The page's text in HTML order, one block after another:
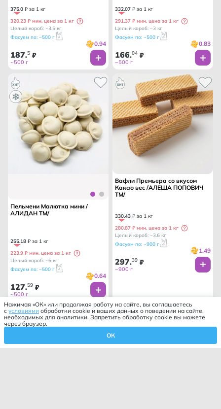
375.0 ₽ за 1 кг
320.23 ₽ мин. цена за 1 кг
Целый короб: ~3.5 кг
Фасуем по: ~500 г
0.94
187.5 ₽
~500 г
332.07 ₽ за 1 кг
291.37 ₽ мин. цена за 1 кг
Целый короб: ~3 кг
Фасуем по: ~500 г
0.83
166.04 ₽
~500 г
Пельмени Малютка мини /
АЛИДАН ТМ/
255.18 ₽ за 1 кг
223.9 ₽ мин. цена за 1 кг
Целый короб: ~6 кг
Фасуем по: ~500 г
0.64
127.59 ₽
~500 г
Вафли Премьера со вкусом
Какао вес /АЛЕША ПОПОВИЧ
ТМ/
330.43 ₽ за 1 кг
280.87 ₽ мин. цена за 1 кг
Целый короб: ~3.6 кг
Фасуем по: ~900 г
1.49
297.39 ₽
~900 г
Нажимая «ОК» или продолжая работу на сайте, вы соглашаетесь
с условиями обработки cookie и ваших данных о поведении на сайте,
необходимых для аналитики. Запретить обработку cookie вы можете
через браузер.
ОК